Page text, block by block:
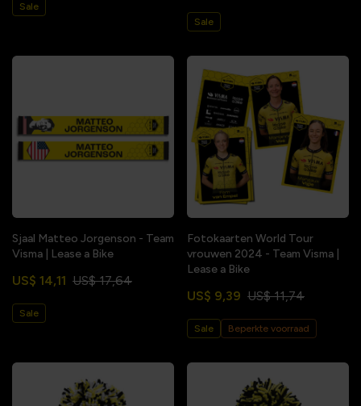
Sale
Sale
Sjaal Matteo Jorgenson - Team
Visma | Lease a Bike
US$ 14,11 US$ 17,64
Sale
Fotokaarten World Tour
vrouwen 2024 - Team Visma |
Lease a Bike
US$ 9,39 US$ 11,74
Sale Beperkte voorraad